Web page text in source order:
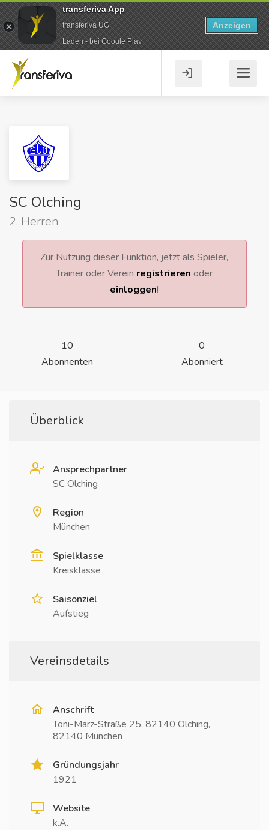
SC Olching
2. Herren
Zur Nutzung dieser Funktion, jetzt als Spieler,
Trainer oder Verein registrieren oder
einloggen!
10
Abonnenten
0
Abonniert
Überblick
Ansprechpartner
SC Olching
Region
München
Spielklasse
Kreisklasse
Saisonziel
Aufstieg
Vereinsdetails
Anschrift
Toni-März-Straße 25, 82140 Olching,
82140 München
Gründungsjahr
1921
Website
k.A.
transferiva App
transferiva UG
Laden - bei Google Play
Anzeigen